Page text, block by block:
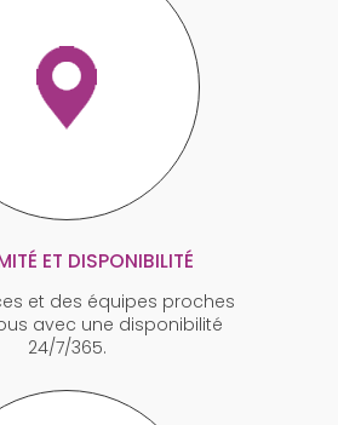
ET DISPONIBILITÉ
et des équipes proches
avec une disponibilité
24/7/365.